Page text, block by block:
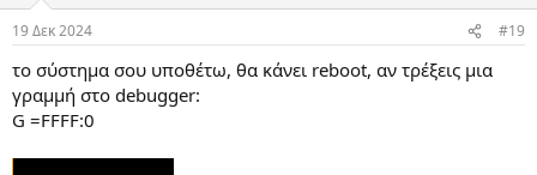
19 Δεκ 2024 #19
το σύστημα σου υποθέτω, θα κάνει reboot, αν τρέξεις μια
γραμμή στο debugger:
G =FFFF:0